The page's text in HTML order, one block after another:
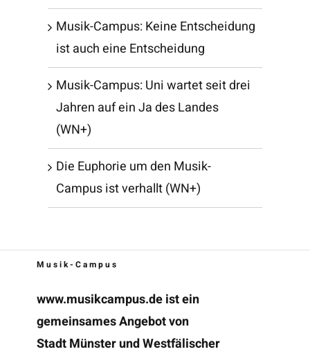
Musik-Campus: Keine Entscheidung
ist auch eine Entscheidung
Musik-Campus: Uni wartet seit drei
Jahren auf ein Ja des Landes
(WN+)
Die Euphorie um den Musik-
Campus ist verhallt (WN+)
Musik-Campus
www.musikcampus.deist ein
gemeinsames Angebot von
Stadt Münster und Westfälischer